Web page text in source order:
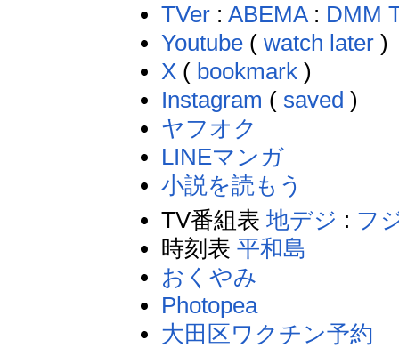
TVer :ABEMA: DMM
Youtube (watch later )
X ( bookmark )
Instagram ( saved )
ヤフオク
LINEマンガ
小説を読もう
TV番組表地デジ : フ
時刻表平和島
おくやみ
Photopea
大田区ワクチン予約